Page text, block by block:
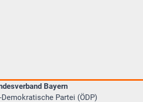
Bayern
Partei (ÖDP)